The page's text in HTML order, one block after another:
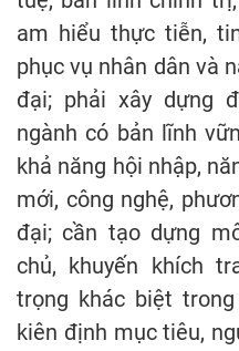
am hiểu thực tiễn,
phục vụ nhân dân và
đại; phải xây dựng
ngành có bản lĩnh
khả năng hội nhập,
mới, công nghệ,
đại; cần tạo dựng
chủ, khuyến khích
trọng khác biệt
kiên định mục tiêu,